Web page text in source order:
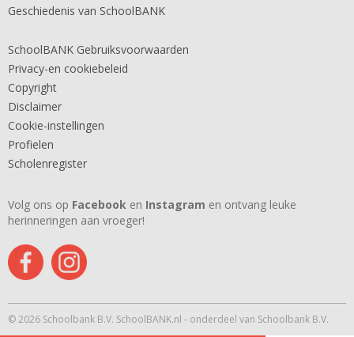
Geschiedenis van SchoolBANK
SchoolBANK Gebruiksvoorwaarden
Privacy-en cookiebeleid
Copyright
Disclaimer
Cookie-instellingen
Profielen
Scholenregister
Volg ons op Facebook en Instagram en ontvang leuke
herinneringen aan vroeger!
© 2026 Schoolbank B.V. SchoolBANK.nl - onderdeel van Schoolbank B.V.